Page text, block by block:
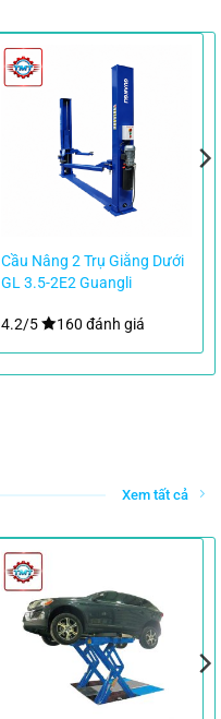
Cầu Nâng 2 Trụ Giằng Dưới
GL 3.5-2E2 Guangli
4.2/5 160 đánh giá
Xem tất cả